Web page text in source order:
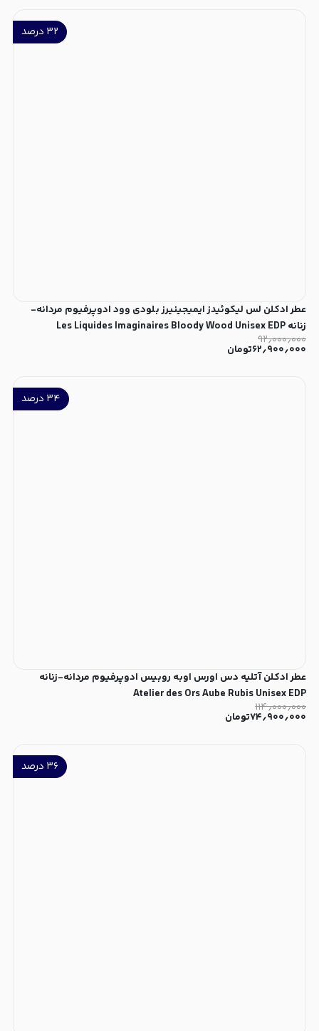
۳۲ درصد
عطر ادکلن لس لیکوئیدز ایمیجینیرز بلودی وود ادوپرفیوم مردانه-
زنانه Les Liquides Imaginaires Bloody Wood Unisex EDP
۹۲٫۰۰۰٫۰۰۰
۶۲٫۹۰۰٫۰۰۰تومان
۳۴ درصد
عطر ادکلن آتلیه دس اورس اوبه روبیس ادوپرفیوم مردانه-زنانه
Atelier des Ors Aube Rubis Unisex EDP
۱۱۴٫۰۰۰٫۰۰۰
۷۴٫۹۰۰٫۰۰۰تومان
۳۶ درصد